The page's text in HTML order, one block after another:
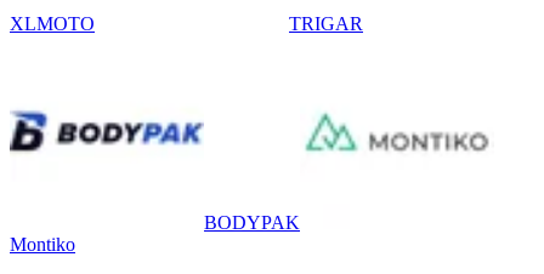
XLMOTO TRIGAR
BODYPAK
Montiko